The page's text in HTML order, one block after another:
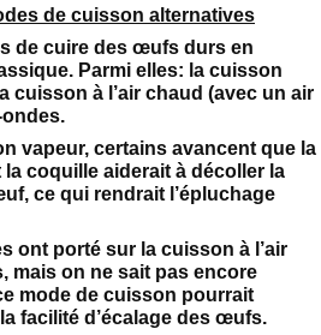
de cuisson alternatives
de cuire des œufs durs en
Parmi elles: la cuisson
cuisson à l’air chaud (avec un air
vapeur, certains avancent que la
la coquille aiderait à décoller la
ce qui rendrait l’épluchage
ont porté sur la cuisson à l’air
mais on ne sait pas encore
mode de cuisson pourrait
facilité d’écalage des œufs.